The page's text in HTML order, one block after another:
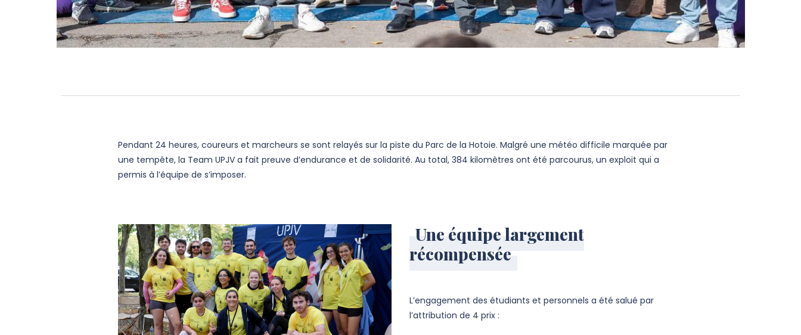
Pendant 24 heures, coureurs et marcheurs se sont relayés sur la piste du Parc de la Hotoie. Malgré une météo difficile marquée par
une tempête, la Team UPJV a fait preuve d’endurance et de solidarité. Au total, 384 kilomètres ont été parcourus, un exploit qui a
permis à l’équipe de s’imposer.
Une équipe largement
récompensée
L’engagement des étudiants et personnels a été salué par
l’attribution de 4 prix :